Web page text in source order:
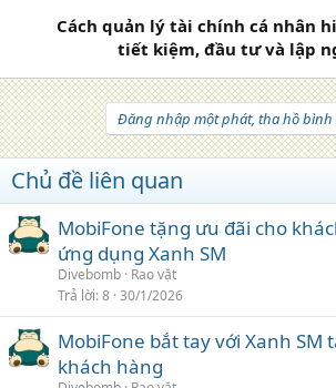
Cách quản lý tài chính cá nhân
tiết kiệm, đầu tư và lập
Đăng nhập một phát, tha hồ
Chủ đề liên quan
MobiFone tặng ưu đãi cho
ứng dụng Xanh SM
Divebomb Rao vặt
Trả lời 8 30/1/2026
MobiFone bắt tay với Xanh SM
khách hàng